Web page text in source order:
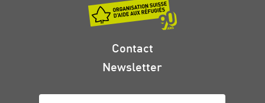
Contact
Newsletter